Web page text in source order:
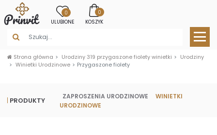
0
ULUBIONE
0
KOSZYK
Strona główna Urodziny 319 przygaszone fiolety winietki
Urodziny
Winietki Urodzinowe
Przygaszone fiolety
PRODUKTY ZAPROSZENIA URODZINOWE
WINIETKI
URODZINOWE